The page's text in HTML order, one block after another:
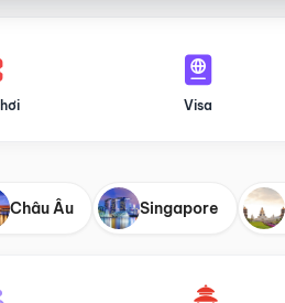
Visa
Châu Âu Singapore